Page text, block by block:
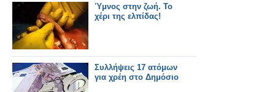
Ύμνος στην ζωή. Το
χέρι της ελπίδας!
Συλλήψεις 17 ατόμων
για χρέη στο Δημόσιο